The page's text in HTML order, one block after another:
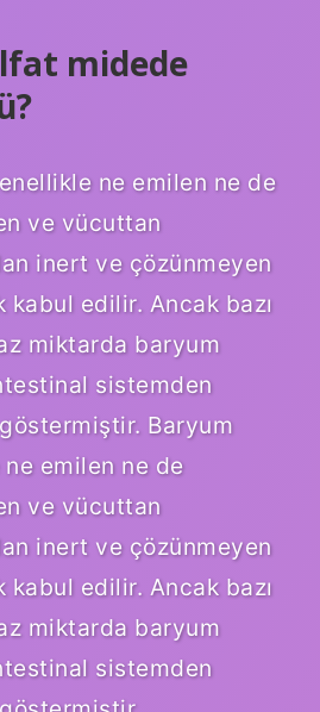
midede
ne emilen ne de
ve vücuttan
inert ve çözünmeyen
edilir. Ancak bazı
miktarda baryum
sistemden
Baryum
emilen ne de
ve vücuttan
inert ve çözünmeyen
edilir. Ancak bazı
miktarda baryum
sistemden